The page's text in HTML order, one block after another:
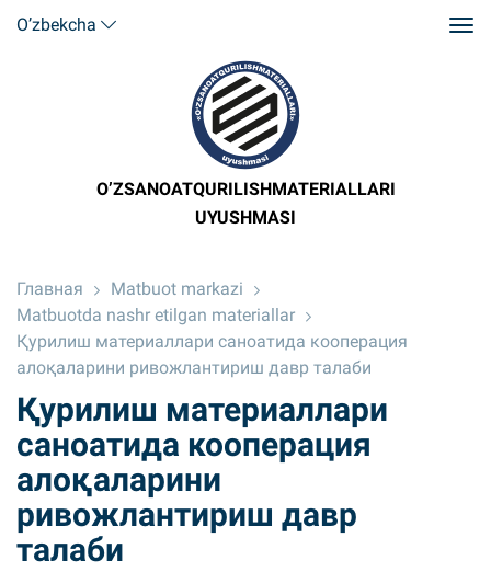
O’zbekcha
O’ZSANOATQURILISHMATERIALLARI
UYUSHMASI
Главная
Matbuot markazi
Matbuotda nashr etilgan materiallar
Қурилиш материаллари саноатида кооперация
алоқаларини ривожлантириш давр талаби
Қурилиш материаллари
саноатида кооперация
алоқаларини
ривожлантириш давр
талаби